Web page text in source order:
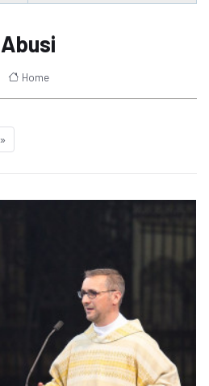
Abusi
Home
»